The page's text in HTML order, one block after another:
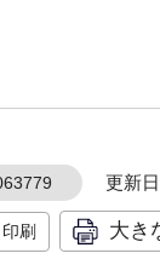
更新日
印刷 大き